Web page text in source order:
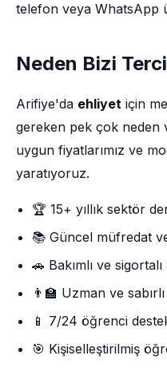
telefon veya WhatsApp
Neden Bizi
Arifiye'da ehliyet için
gereken pek çok neden
uygun fiyatlarımız ve
yaratıyoruz.
🏆 15+ yıllık sektör
📚 Güncel müfredat
🚗 Bakımlı ve
👨‍🏫 Uzman ve
📱 7/24 öğrenci
🎯 Kişiselleştirilmiş